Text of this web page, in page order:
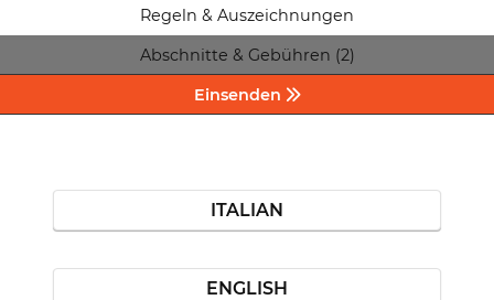
Regeln & Auszeichnungen
Abschnitte & Gebühren (2)
Einsenden
ITALIAN
ENGLISH